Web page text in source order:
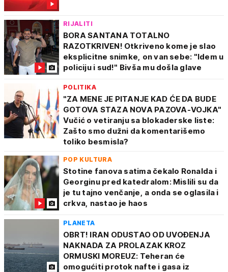
RIJALITI
BORA SANTANA TOTALNO
RAZOTKRIVEN! Otkriveno kome je slao
eksplicitne snimke, on van sebe: "Idem u
policiju i sud!" Bivša mu došla glave
POLITIKA
"ZA MENE JE PITANJE KAD ĆE DA BUDE
GOTOVA STAZA NOVA PAZOVA-VOJKA"
Vučić o vetiranju sa blokaderske liste:
Zašto smo dužni da komentarišemo
toliko besmisla?
POP KULTURA
Stotine fanova satima čekalo Ronalda i
Georginu pred katedralom: Mislili su da
je tu tajno venčanje, a onda se oglasila i
crkva, nastao je haos
PLANETA
OBRT! IRAN ODUSTAO OD UVOĐENJA
NAKNADA ZA PROLAZAK KROZ
ORMUSKI MOREUZ: Teheran će
omogućiti protok nafte i gasa iz